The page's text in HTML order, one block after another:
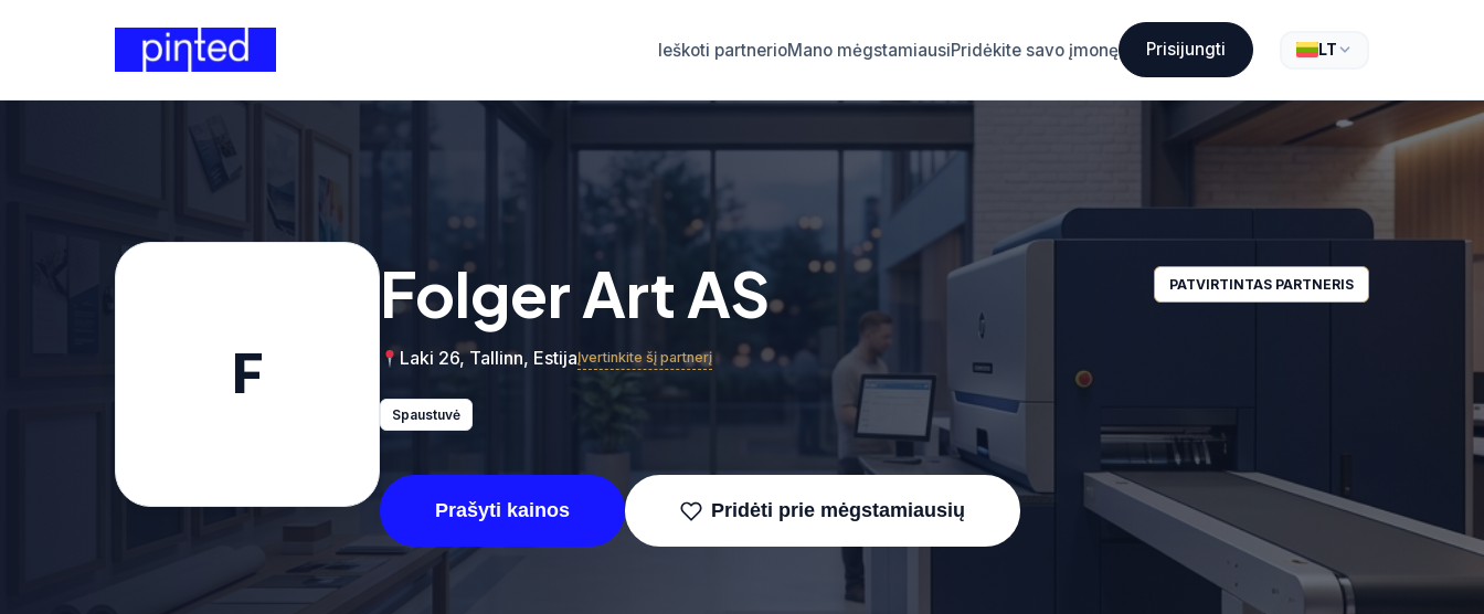
Ieškoti partnerioMano mėgstamiausiPridėkite savo įmonę Prisijungti LT
F
Folger Art AS PATVIRTINTAS PARTNERIS
Laki 26, Tallinn, EstijaĮvertinkite šį partnerį
Spaustuvė
Prašyti kainos Pridėti prie mėgstamiausių